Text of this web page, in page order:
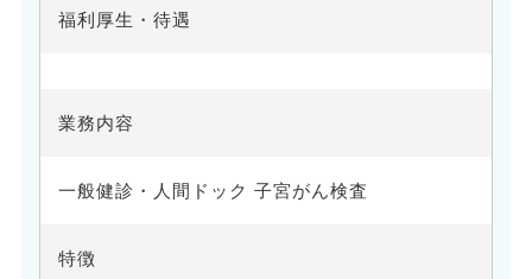
福利厚生・待遇
業務内容
一般健診・人間ドック 子宮がん検査
特徴